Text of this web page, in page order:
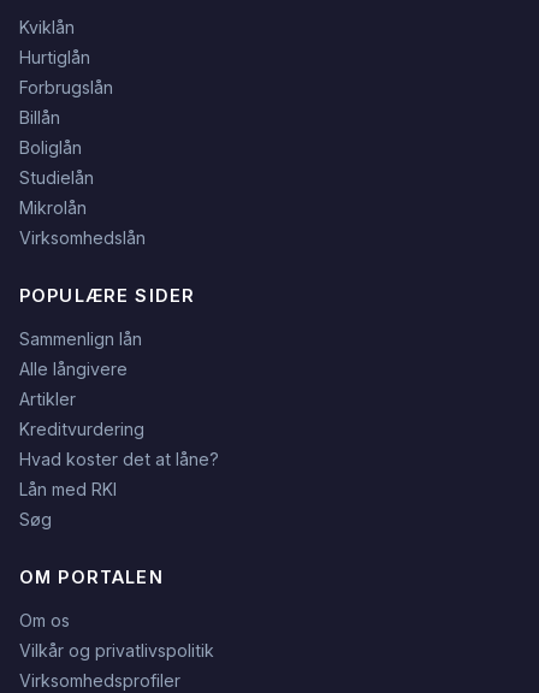
Kviklån
Hurtiglån
Forbrugslån
Billån
Boliglån
Studielån
Mikrolån
Virksomhedslån
POPULÆRE SIDER
Sammenlign lån
Alle långivere
Artikler
Kreditvurdering
Hvad koster det at låne?
Lån med RKI
Søg
OM PORTALEN
Om os
Vilkår og privatlivspolitik
Virksomhedsprofiler